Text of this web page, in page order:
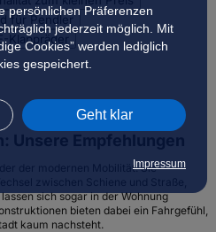
persönlichen Präferenzen
jederzeit möglich. Mit
Cookies” werden lediglich
gespeichert.
Geht klar
Impressum
für Pendler
Klappräder
Unsere Empfehlungen
der modernen Mobilität. Sie
zwischen Schiene und Straße,
sich sogar in der Wohnung
bieten dabei ein Fahrgefühl,
kaum nachsteht.